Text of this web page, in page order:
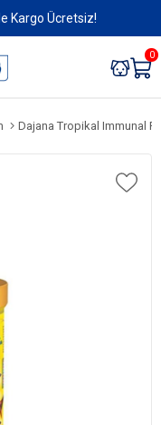
Kargo Ücretsiz!
0
Dajana Tropikal Immunal